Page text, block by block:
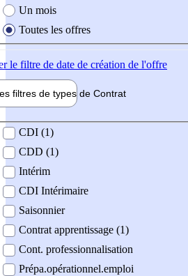
Un mois
Toutes les offres
le filtre de date de création de l'offre
filtres de types de Contrat
contrat
CDI (1)
CDD (1)
Intérim
CDI Intérimaire
Saisonnier
Contrat apprentissage (1)
Cont. professionnalisation
Prépa.opérationnel.emploi